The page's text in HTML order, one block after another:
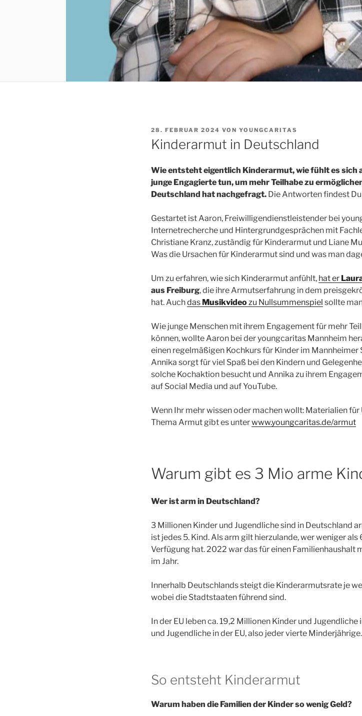
VERÖFFENTLICHT
AM
28. FEBRUAR 2024 VON YOUNGCARITAS
Kinderarmut in Deutschland
Wie entsteht eigentlich Kinderarmut, wie fühlt es sich
junge Engagierte tun, um mehr Teilhabe zu
Deutschland hat nachgefragt. Die Antworten findest
Gestartet ist Aaron, Freiwilligendienstleistender bei
Internetrecherche und Hintergrundgesprächen mit
Christiane Kranz, zuständig für Kinderarmut und Liane
Was die Ursachen für Kinderarmut sind und was man
Um zu erfahren, wie sich Kinderarmut anfühlt, hat er
aus Freiburg, die ihre Armutserfahrung in dem
hat. Auchdas Musikvideozu Nullsummenspiel sollte
Wie junge Menschen mit ihrem Engagement für mehr
können, wollte Aaron bei der youngcaritas Mannheim
einen regelmäßigen Kochkurs für Kinder im
Annika sorgt für viel Spaß bei den Kindern und
solche Kochaktion besucht und Annika zu ihrem
auf Social Media und auf YouTube.
Wenn Ihr mehr wissen oder machen wollt: Materialien
Thema Armut gibt es unterwww.youngcaritas.de/armut
Warum gibt es 3 Mio arme
Wer ist arm in Deutschland?
3 Millionen Kinder und Jugendliche sind in Deutschland
ist jedes 5. Kind. Als arm gilt hierzulande, wer weniger
Verfügung hat. 2022 war das für einen Familienhaushalt
im Jahr.
Innerhalb Deutschlands steigt die Kinderarmutsrate je
wobei die Stadtstaaten führend sind.
In der EU leben ca. 19,2 Millionen Kinder und
und Jugendliche in der EU, also jeder vierte Minderjährige.
So entsteht Kinderarmut
Warum haben die Familien der Kinder so wenig Geld?